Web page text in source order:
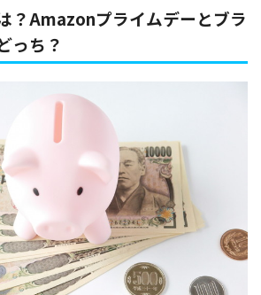
？Amazonプライムデーとブラ
っち？